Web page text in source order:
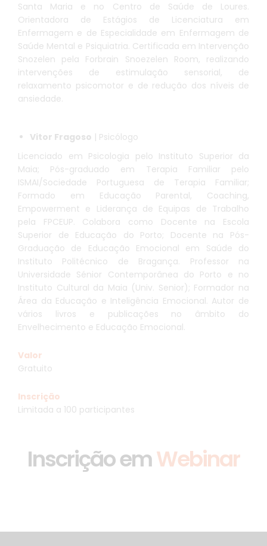
Santa Maria e no Centro de Saúde de Loures.
Orientadora de Estágios de Licenciatura em
Enfermagem e de Especialidade em Enfermagem de
Saúde Mental e Psiquiatria. Certificada em Intervenção
Snozelen pela Forbrain Snoezelen Room, realizando
intervenções de estimulação sensorial, de
relaxamento psicomotor e de redução dos níveis de
ansiedade.
Vitor Fragoso | Psicólogo
Licenciado em Psicologia pelo Instituto Superior da
Maia; Pós-graduado em Terapia Familiar pelo
ISMAI/Sociedade Portuguesa de Terapia Familiar;
Formado em Educação Parental, Coaching,
Empowerment e Liderança de Equipas de Trabalho
pela FPCEUP. Colabora como Docente na Escola
Superior de Educação do Porto; Docente na Pós-
Graduação de Educação Emocional em Saúde do
Instituto Politécnico de Bragança. Professor na
Universidade Sénior Contemporânea do Porto e no
Instituto Cultural da Maia (Univ. Senior); Formador na
Área da Educação e Inteligência Emocional. Autor de
vários livros e publicações no âmbito do
Envelhecimento e Educação Emocional.
Valor
Gratuito
Inscrição
Limitada a 100 participantes
Inscrição emWebinar